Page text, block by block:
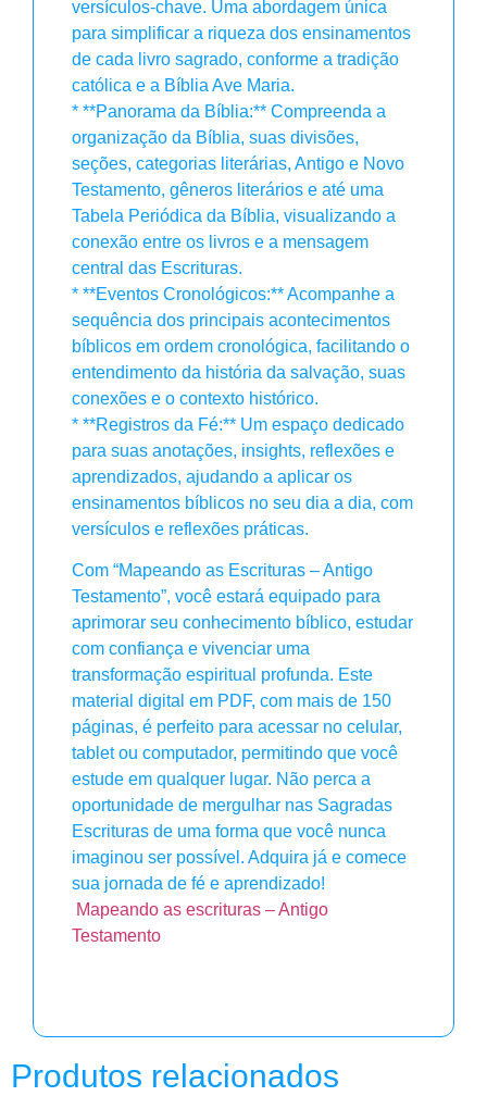
versículos-chave. Uma abordagem única
para simplificar a riqueza dos ensinamentos
de cada livro sagrado, conforme a tradição
católica e a Bíblia Ave Maria.
* **Panorama da Bíblia:** Compreenda a
organização da Bíblia, suas divisões,
seções, categorias literárias, Antigo e Novo
Testamento, gêneros literários e até uma
Tabela Periódica da Bíblia, visualizando a
conexão entre os livros e a mensagem
central das Escrituras.
* **Eventos Cronológicos:** Acompanhe a
sequência dos principais acontecimentos
bíblicos em ordem cronológica, facilitando o
entendimento da história da salvação, suas
conexões e o contexto histórico.
* **Registros da Fé:** Um espaço dedicado
para suas anotações, insights, reflexões e
aprendizados, ajudando a aplicar os
ensinamentos bíblicos no seu dia a dia, com
versículos e reflexões práticas.
Com “Mapeando as Escrituras – Antigo
Testamento”, você estará equipado para
aprimorar seu conhecimento bíblico, estudar
com confiança e vivenciar uma
transformação espiritual profunda. Este
material digital em PDF, com mais de 150
páginas, é perfeito para acessar no celular,
tablet ou computador, permitindo que você
estude em qualquer lugar. Não perca a
oportunidade de mergulhar nas Sagradas
Escrituras de uma forma que você nunca
imaginou ser possível. Adquira já e comece
sua jornada de fé e aprendizado!
Mapeando as escrituras – Antigo
Testamento
Produtos relacionados